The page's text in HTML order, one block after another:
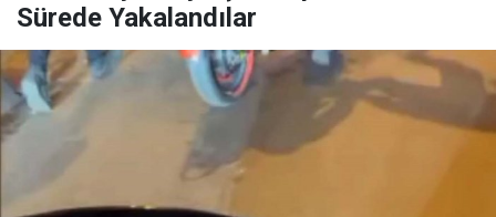
Sürede Yakalandılar